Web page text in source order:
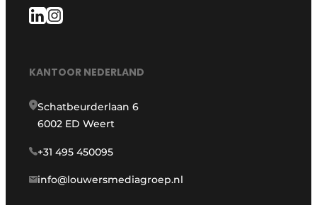
KANTOOR NEDERLAND
Schatbeurderlaan 6
6002 ED Weert
+31 495 450095
info@louwersmediagroep.nl